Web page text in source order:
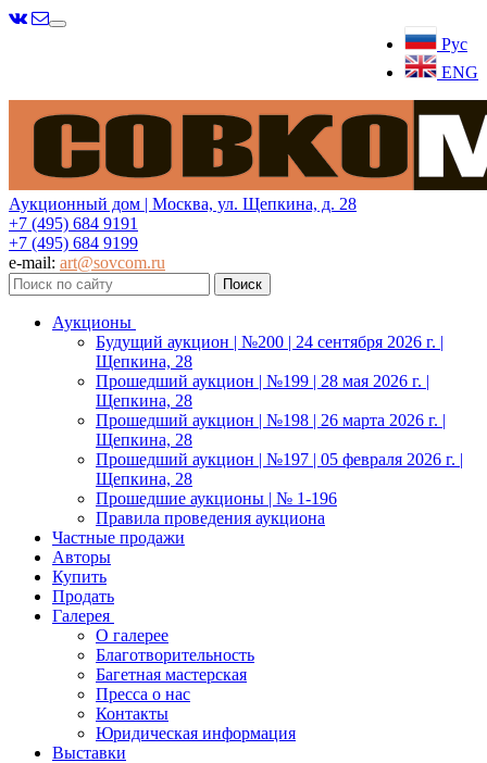
Рус
ENG
Меню
Аукционный дом | Москва, ул. Щепкина, д. 28
+7 (495) 684 9191
+7 (495) 684 9199
e-mail: art@sovcom.ru
Аукционы
Будущий аукцион | №200 | 24 сентября 2026 г. |
Щепкина, 28
Прошедший аукцион | №199 | 28 мая 2026 г. |
Щепкина, 28
Прошедший аукцион | №198 | 26 марта 2026 г. |
Щепкина, 28
Прошедший аукцион | №197 | 05 февраля 2026 г. |
Щепкина, 28
Прошедшие аукционы | № 1-196
Правила проведения аукциона
Частные продажи
Авторы
Купить
Продать
Галерея
О галерее
Благотворительность
Багетная мастерская
Пресса о нас
Контакты
Юридическая информация
Выставки